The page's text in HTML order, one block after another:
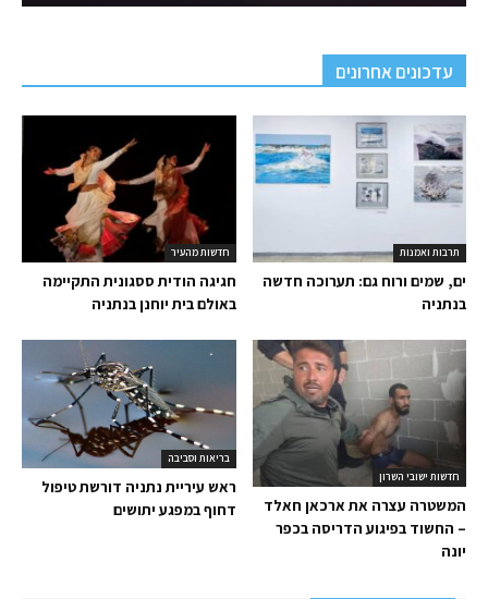
עדכונים אחרונים
חדשות מהעיר
חגיגה הודית ססגונית התקיימה
באולם בית יוחנן בנתניה
תרבות ואמנות
ים, שמים ורוח גם: תערוכה חדשה
בנתניה
בריאות וסביבה
ראש עיריית נתניה דורשת טיפול
דחוף במפגע יתושים
חדשות ישובי השרון
המשטרה עצרה את ארכאן חאלד
– החשוד בפיגוע הדריסה בכפר
יונה